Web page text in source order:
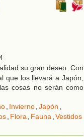
su gran deseo. Con
que los llevará a Japón,
cosas no serán como
, Invierno,Japón ,
, Flora, Fauna,Vestidos